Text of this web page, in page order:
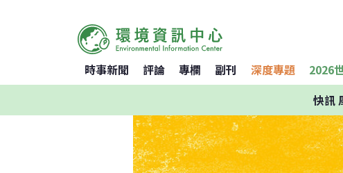
時事新聞 評論 專欄 副刊 深度專題 2026
快訊